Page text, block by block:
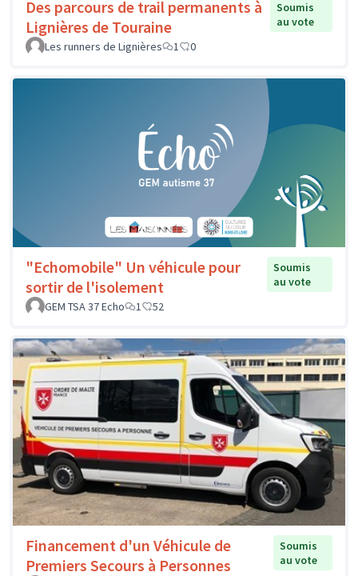
Des parcours de trail permanents à
Lignières de Touraine
Soumis
au vote
Les runners de Lignières
1 0
"Echomobile" Un véhicule pour
sortir de l'isolement
Soumis
au vote
GEM TSA 37 Echo
1 52
Financement d'un Véhicule de
Premiers Secours à Personnes
Soumis
au vote